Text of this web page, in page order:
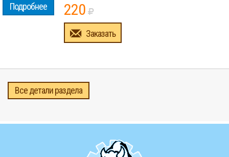
Подробнее 220
Заказать
Все детали раздела